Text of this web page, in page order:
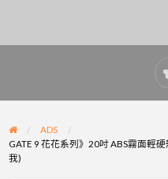
ADS
GATE 9 花花系列》20吋 ABS霧面輕
我)